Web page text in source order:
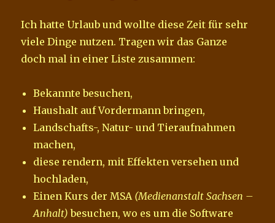
Ich hatte Urlaub und wollte diese Zeit für sehr
viele Dinge nutzen. Tragen wir das Ganze
doch mal in einer Liste zusammen:
Bekannte besuchen,
Haushalt auf Vordermann bringen,
Landschafts-, Natur- und Tieraufnahmen
machen,
diese rendern, mit Effekten versehen und
hochladen,
Einen Kurs der MSA (Medienanstalt Sachsen –
Anhalt) besuchen, wo es um die Software